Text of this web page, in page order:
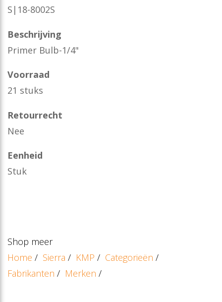
S|18-8002S
Beschrijving
Primer Bulb-1/4"
Voorraad
21 stuks
Retourrecht
Nee
Eenheid
Stuk
Shop meer
Home / Sierra / KMP / Categorieën /
Fabrikanten / Merken /